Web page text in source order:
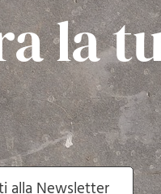
la
alla Newsletter